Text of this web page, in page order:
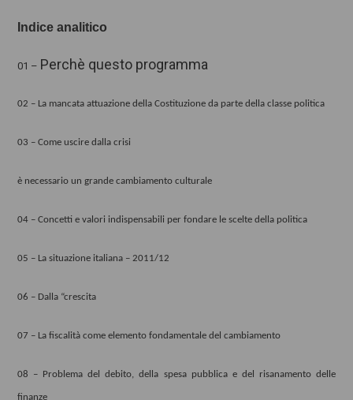
Indice analitico
01 – Perchè questo programma
02 – La mancata attuazione della Costituzione da parte della classe politica
03 – Come uscire dalla crisi
è necessario un grande cambiamento culturale
04 – Concetti e valori indispensabili per fondare le scelte della politica
05 – La situazione italiana – 2011/12
06 – Dalla “crescita
07 – La fiscalità come elemento fondamentale del cambiamento
08 – Problema del debito, della spesa pubblica e del risanamento delle
finanze